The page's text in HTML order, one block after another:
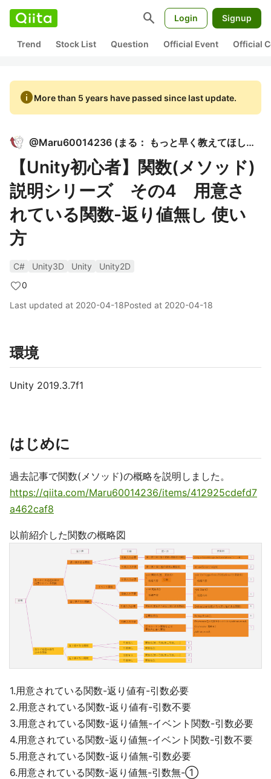
search Login Signup
Trend Stock List Question Official Event Official
infoMore than 5 years have passed since last update.
@Maru60014236 (まる： もっと早く教えてほしかった！Unity C#入門 著者
【Unity初心者】関数(メソッド)
説明シリーズ その4 用意さ
れている関数-返り値無し 使い
方
C# Unity3D Unity
Unity2D
0
Last updated at 2020-04-18Posted at 2020-04-18
環境
Unity 2019.3.7f1
はじめに
過去記事で関数(メソッド)の概略を説明しました。
https://qiita.com/Maru60014236/items/412925cdefd7
a462caf8
以前紹介した関数の概略図
1.用意されている関数-返り値有-引数必要
2.用意されている関数-返り値有-引数不要
3.用意されている関数-返り値無-イベント関数-引数必要
4.用意されている関数-返り値無-イベント関数-引数不要
5.用意されている関数-返り値無-引数必要
6.用意されている関数-返り値無-引数無-①